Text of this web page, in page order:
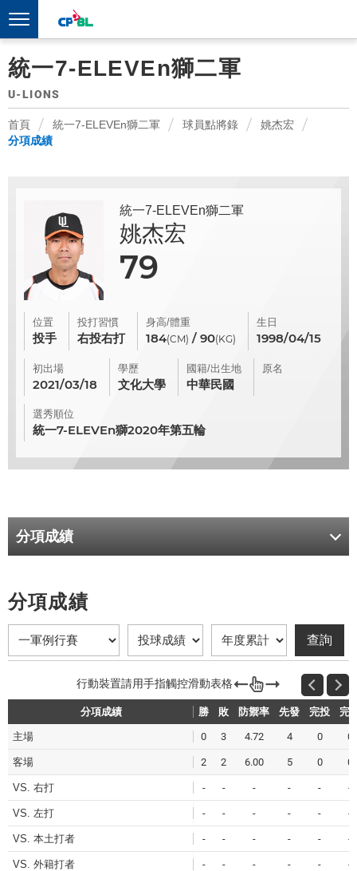
統一7-ELEVEn獅二軍
U-LIONS
首頁 統一7-ELEVEn獅二軍 球員點將錄
姚杰宏
分項成績
統一7-ELEVEn獅二軍
姚杰宏
79
位置
投手
投打習慣
右投右打
身高/體重
184(CM) / 90(KG)
生日
1998/04/15
初出場
2021/03/18
學歷
文化大學
國籍/出生地
中華民國
原名
選秀順位
統一7-ELEVEn獅2020年第五輪
分項成績
分項成績
勝 敗 防禦率 先發 完投 完
分項成績 勝 敗 防禦率 先發 完投 完
主場 0 3 4.72 4 0 0
客場 2 2 6.00 5 0 0
VS. 右打 - - - - - -
VS. 左打 - - - - - -
VS. 本土打者 - - - - - -
VS. 外籍打者 - - - - - -